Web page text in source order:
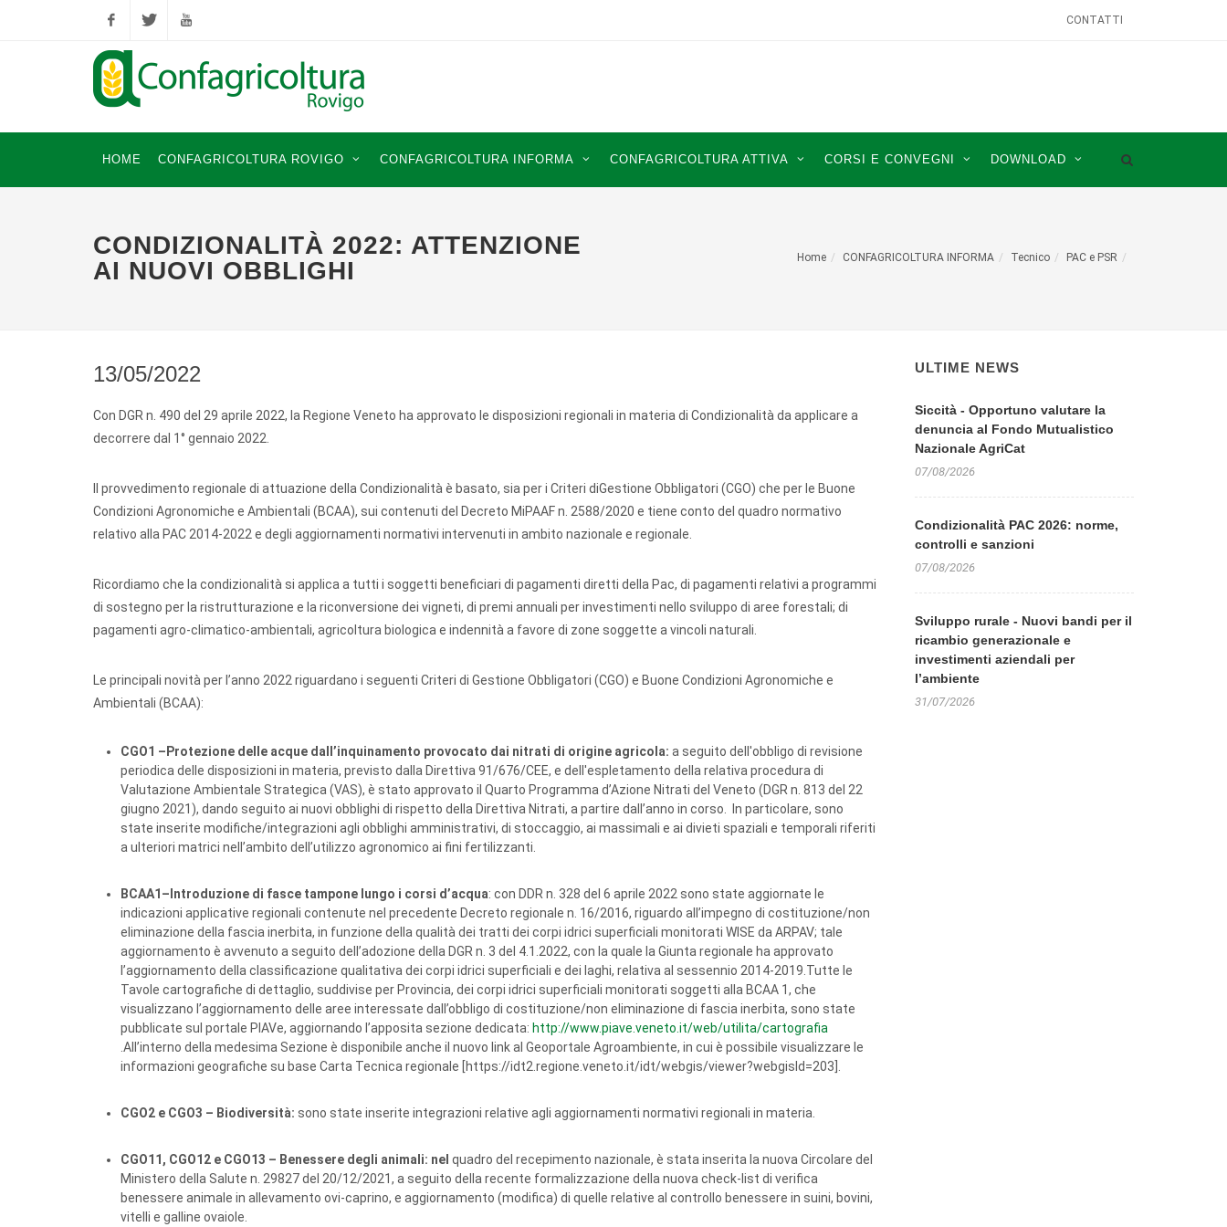
FacebookTwitter YouTube
CONTATTI
HOME CONFAGRICOLTURA ROVIGO CONFAGRICOLTURA INFORMA CONFAGRICOLTURA ATTIVA CORSI E CONVEGNI DOWNLOAD
CONDIZIONALITÀ 2022: ATTENZIONE
AI NUOVI OBBLIGHI
Home CONFAGRICOLTURA INFORMA Tecnico PAC e PSR
13/05/2022
Con DGR n. 490 del 29 aprile 2022, la Regione Veneto ha approvato le disposizioni regionali in materia di Condizionalità da applicare a
decorrere dal 1° gennaio 2022.
Il provvedimento regionale di attuazione della Condizionalità è basato, sia per i Criteri diGestione Obbligatori (CGO) che per le Buone
Condizioni Agronomiche e Ambientali (BCAA), sui contenuti del Decreto MiPAAF n. 2588/2020 e tiene conto del quadro normativo
relativo alla PAC 2014-2022 e degli aggiornamenti normativi intervenuti in ambito nazionale e regionale.
Ricordiamo che la condizionalità si applica a tutti i soggetti beneficiari di pagamenti diretti della Pac, di pagamenti relativi a programmi
di sostegno per la ristrutturazione e la riconversione dei vigneti, di premi annuali per investimenti nello sviluppo di aree forestali; di
pagamenti agro-climatico-ambientali, agricoltura biologica e indennità a favore di zone soggette a vincoli naturali.
Le principali novità per l’anno 2022 riguardano i seguenti Criteri di Gestione Obbligatori (CGO) e Buone Condizioni Agronomiche e
Ambientali (BCAA):
CGO1 –Protezione delle acque dall’inquinamento provocato dai nitrati di origine agricola: a seguito dell'obbligo di revisione
periodica delle disposizioni in materia, previsto dalla Direttiva 91/676/CEE, e dell'espletamento della relativa procedura di
Valutazione Ambientale Strategica (VAS), è stato approvato il Quarto Programma d’Azione Nitrati del Veneto (DGR n. 813 del 22
giugno 2021), dando seguito ai nuovi obblighi di rispetto della Direttiva Nitrati, a partire dall’anno in corso. In particolare, sono
state inserite modifiche/integrazioni agli obblighi amministrativi, di stoccaggio, ai massimali e ai divieti spaziali e temporali riferiti
a ulteriori matrici nell’ambito dell’utilizzo agronomico ai fini fertilizzanti.
BCAA1–Introduzione di fasce tampone lungo i corsi d’acqua: con DDR n. 328 del 6 aprile 2022 sono state aggiornate le
indicazioni applicative regionali contenute nel precedente Decreto regionale n. 16/2016, riguardo all’impegno di costituzione/non
eliminazione della fascia inerbita, in funzione della qualità dei tratti dei corpi idrici superficiali monitorati WISE da ARPAV; tale
aggiornamento è avvenuto a seguito dell’adozione della DGR n. 3 del 4.1.2022, con la quale la Giunta regionale ha approvato
l’aggiornamento della classificazione qualitativa dei corpi idrici superficiali e dei laghi, relativa al sessennio 2014-2019.Tutte le
Tavole cartografiche di dettaglio, suddivise per Provincia, dei corpi idrici superficiali monitorati soggetti alla BCAA 1, che
visualizzano l’aggiornamento delle aree interessate dall’obbligo di costituzione/non eliminazione di fascia inerbita, sono state
pubblicate sul portale PIAVe, aggiornando l’apposita sezione dedicata: http://www.piave.veneto.it/web/utilita/cartografia
.All’interno della medesima Sezione è disponibile anche il nuovo link al Geoportale Agroambiente, in cui è possibile visualizzare le
informazioni geografiche su base Carta Tecnica regionale [https://idt2.regione.veneto.it/idt/webgis/viewer?webgisId=203].
CGO2 e CGO3 – Biodiversità: sono state inserite integrazioni relative agli aggiornamenti normativi regionali in materia.
CGO11, CGO12 e CGO13 – Benessere degli animali: nel quadro del recepimento nazionale, è stata inserita la nuova Circolare del
Ministero della Salute n. 29827 del 20/12/2021, a seguito della recente formalizzazione della nuova check-list di verifica
benessere animale in allevamento ovi-caprino, e aggiornamento (modifica) di quelle relative al controllo benessere in suini, bovini,
vitelli e galline ovaiole.
ULTIME NEWS
Siccità - Opportuno valutare la
denuncia al Fondo Mutualistico
Nazionale AgriCat
07/08/2026
Condizionalità PAC 2026: norme,
controlli e sanzioni
07/08/2026
Sviluppo rurale - Nuovi bandi per il
ricambio generazionale e
investimenti aziendali per
l’ambiente
31/07/2026